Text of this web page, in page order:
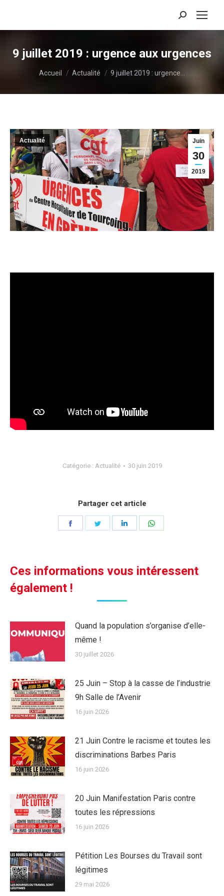
Recherche
:
9 juillet 2019 : urgence aux urgences
Vous êtes ici :
Accueil Actualité 9 juillet 2019 : urgence…
Juin
30
2019
Actualité
Catégorie : Actualité 30 juin 2019
Partager cet article
Partager Partager Partager
Ces informations vous intéressent
également !
Quand la population s’organise d’elle-
même !
30 juillet 2026
25 Juin – Stop à la casse de l’industrie
9h Salle de l’Avenir
16 juin 2026
21 Juin Contre le racisme et toutes les
discriminations Barbes Paris
16 juin 2026
20 Juin Manifestation Paris contre
toutes les répressions
16 juin 2026
Pétition Les Bourses du Travail sont
légitimes
29 mai 2026